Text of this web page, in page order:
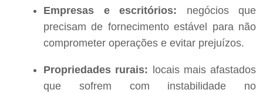
Empresas e escritórios: negócios que
precisam de fornecimento estável para não
comprometer operações e evitar prejuízos.
Propriedades rurais: locais mais afastados
que sofrem com instabilidade no